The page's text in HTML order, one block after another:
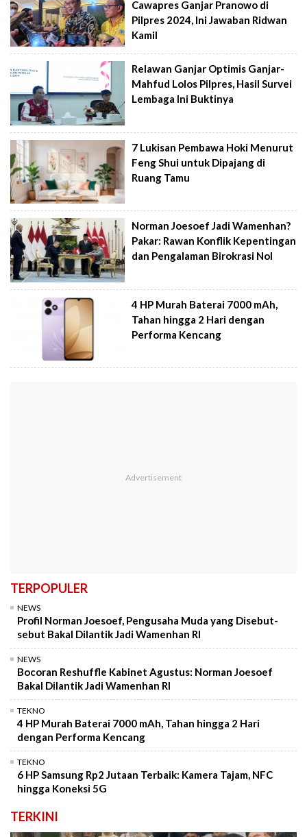
Cawapres Ganjar Pranowo di
Pilpres 2024, Ini Jawaban Ridwan
Kamil
Relawan Ganjar Optimis Ganjar-
Mahfud Lolos Pilpres, Hasil Survei
Lembaga Ini Buktinya
7 Lukisan Pembawa Hoki Menurut
Feng Shui untuk Dipajang di
Ruang Tamu
Norman Joesoef Jadi Wamenhan?
Pakar: Rawan Konflik Kepentingan
dan Pengalaman Birokrasi Nol
4 HP Murah Baterai 7000 mAh,
Tahan hingga 2 Hari dengan
Performa Kencang
TERPOPULER
NEWS
Profil Norman Joesoef, Pengusaha Muda yang Disebut-
sebut Bakal Dilantik Jadi Wamenhan RI
NEWS
Bocoran Reshuffle Kabinet Agustus: Norman Joesoef
Bakal Dilantik Jadi Wamenhan RI
TEKNO
4 HP Murah Baterai 7000 mAh, Tahan hingga 2 Hari
dengan Performa Kencang
TEKNO
6 HP Samsung Rp2 Jutaan Terbaik: Kamera Tajam, NFC
hingga Koneksi 5G
TERKINI